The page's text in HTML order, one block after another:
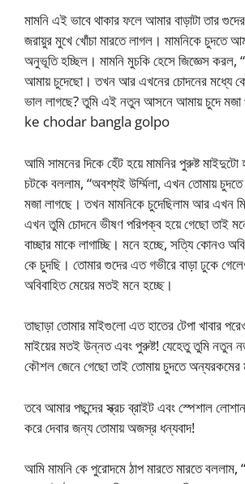
মামনি এই ভাবে থাকার ফলে আমার বাড়াটা তার
জরায়ুর মুখে খোঁচা মারতে লাগল। মামনিকে চুদতে
অনুভূতি হচ্ছিল। মামনি মুচকি হেসে জিজ্ঞেস
আমায় চুদেছো। তখন আর এখনের চোদনের মধ্যে
ভাল লাগছে? তুমি এই নতুন আসনে আমায় চুদে
ke chodar bangla golpo
আমি সামনের দিকে হেঁট হয়ে মামনির পুরুষ্ট মাইদুটো
চটকে বললাম, “অবশ্যই উর্ম্মিলা, এখন তোমায়
মজা লাগছে। তখন মামনিকে চুদেছিলাম আর এখন
এখন তুমি চোদনে ভীষণ পরিপক্ব হয়ে গেছো তাই
বাচ্ছার মাকে লাগাচ্ছি। মনে হচ্ছে, সত্যি কোনও
কে চুদছি। তোমার গুদের এত গভীরে বাড়া ঢুকে
অবিবাহিত মেয়ের মতই মনে হচ্ছে।
তাছাড়া তোমার মাইগুলো এত হাতের টেপা খাবার
মাইয়ের মতই উন্নত এবং পুরুষ্ট! যেহেতু তুমি নতুন
কৌশল জেনে গেছো তাই তোমায় চুদতে অন্যরকমের
তবে আমার পছন্দের স্ক্রচ ব্রাইট এবং স্পেশাল
করে দেবার জন্য তোমায় অজস্র ধন্যবাদ!
আমি মামনি কে পুরোদমে ঠাপ মারতে মারতে